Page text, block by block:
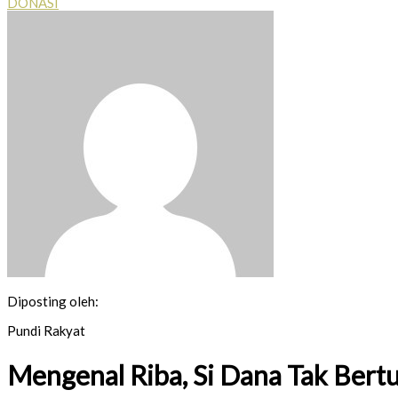
Diposting oleh:
Pundi Rakyat
Mengenal Riba, Si Dana Tak